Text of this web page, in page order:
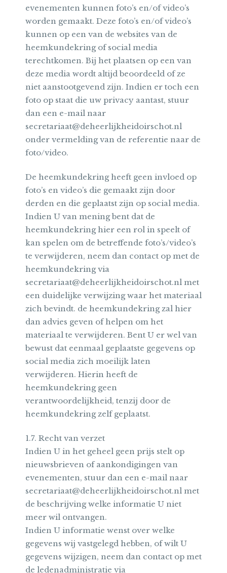
evenementen kunnen foto’s en/of video’s
worden gemaakt. Deze foto’s en/of video’s
kunnen op een van de websites van de
heemkundekring of social media
terechtkomen. Bij het plaatsen op een van
deze media wordt altijd beoordeeld of ze
niet aanstootgevend zijn. Indien er toch een
foto op staat die uw privacy aantast, stuur
dan een e-mail naar
secretariaat@deheerlijkheidoirschot.nl
onder vermelding van de referentie naar de
foto/video.
De heemkundekring heeft geen invloed op
foto’s en video’s die gemaakt zijn door
derden en die geplaatst zijn op social media.
Indien U van mening bent dat de
heemkundekring hier een rol in speelt of
kan spelen om de betreffende foto’s/video’s
te verwijderen, neem dan contact op met de
heemkundekring via
secretariaat@deheerlijkheidoirschot.nl met
een duidelijke verwijzing waar het materiaal
zich bevindt. de heemkundekring zal hier
dan advies geven of helpen om het
materiaal te verwijderen. Bent U er wel van
bewust dat eenmaal geplaatste gegevens op
social media zich moeilijk laten
verwijderen. Hierin heeft de
heemkundekring geen
verantwoordelijkheid, tenzij door de
heemkundekring zelf geplaatst.
1.7. Recht van verzet
Indien U in het geheel geen prijs stelt op
nieuwsbrieven of aankondigingen van
evenementen, stuur dan een e-mail naar
secretariaat@deheerlijkheidoirschot.nl met
de beschrijving welke informatie U niet
meer wil ontvangen.
Indien U informatie wenst over welke
gegevens wij vastgelegd hebben, of wilt U
gegevens wijzigen, neem dan contact op met
de ledenadministratie via